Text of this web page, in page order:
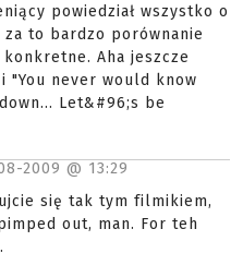
powiedział wszystko o
za to bardzo porównanie
Aha jeszcze
"You never would know
Let&#96;s be
2009 @ 13:29
się tak tym filmikiem,
out, man. For teh